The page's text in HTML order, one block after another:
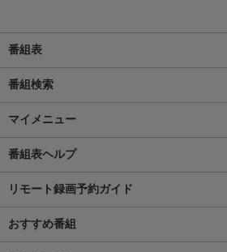
番組表
番組検索
マイメニュー
番組表ヘルプ
リモート録画予約ガイド
おすすめ番組